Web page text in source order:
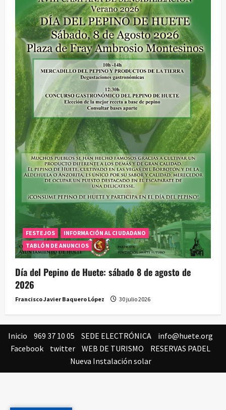
FESTEJOS
INFORMACIÓN AL CIUDADANO
TABLÓN DE ANUNCIOS
Día del Pepino de Huete: sábado 8 de agosto de
2026
Francisco Javier Baquero López 30 julio 2026
Inicio 969 37 10 05 SEDE ELECTRÓNICA
info@huete.org
Facebook
twitter WEB DE TURISMO
RESERVAS PADEL
Nueva Instalación solar